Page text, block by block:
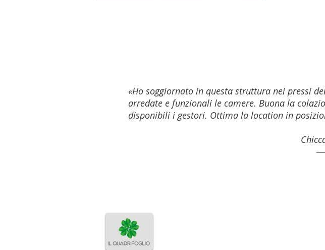
«Ho soggiornato in questa struttura nei pressi
arredate e funzionali le camere. Buona la
disponibili i gestori. Ottima la location in